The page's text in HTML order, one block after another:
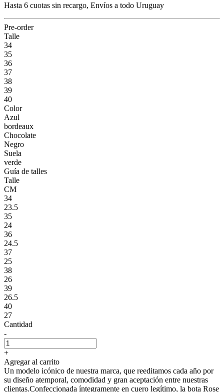
Hasta 6 cuotas sin recargo, Envíos a todo Uruguay
Pre-order
Talle
34
35
36
37
38
39
40
Color
Azul
bordeaux
Chocolate
Negro
Suela
verde
Guía de talles
Talle
CM
34
23.5
35
24
36
24.5
37
25
38
26
39
26.5
40
27
Cantidad
-
+
Agregar al carrito
Un modelo icónico de nuestra marca, que reeditamos cada año por
su diseño atemporal, comodidad y gran aceptación entre nuestras
clientas.Confeccionada íntegramente en cuero legítimo, la bota Rose